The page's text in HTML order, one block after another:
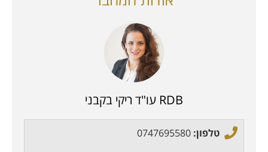
RDB עו"ד ריקי בקבני
טלפון: 0747695580